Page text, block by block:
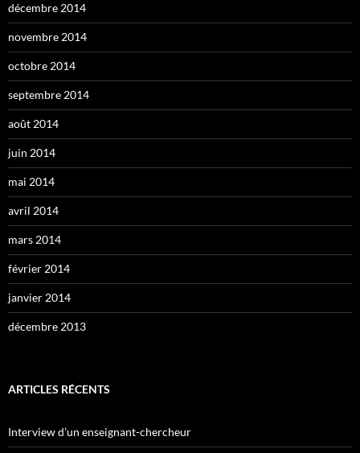
décembre 2014
novembre 2014
octobre 2014
septembre 2014
août 2014
juin 2014
mai 2014
avril 2014
mars 2014
février 2014
janvier 2014
décembre 2013
ARTICLES RÉCENTS
Interview d’un enseignant-chercheur